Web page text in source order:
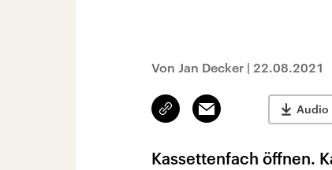
Von Jan Decker | 22.08.2021
Link
kopieren/teilen
Email Audio
Kassettenfach öffnen.